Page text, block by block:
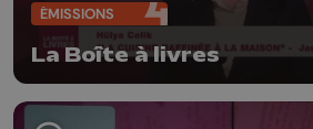
ÉMISSIONS
La Boîte à livres